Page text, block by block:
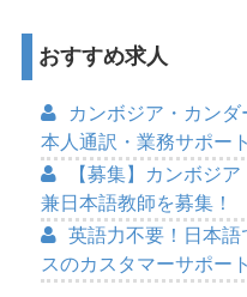
おすすめ求人
カンボジア・カン
本人通訳・業務サポー
【募集】カンボジ
兼日本語教師を募集！
英語力不要！日本
スのカスタマーサポー